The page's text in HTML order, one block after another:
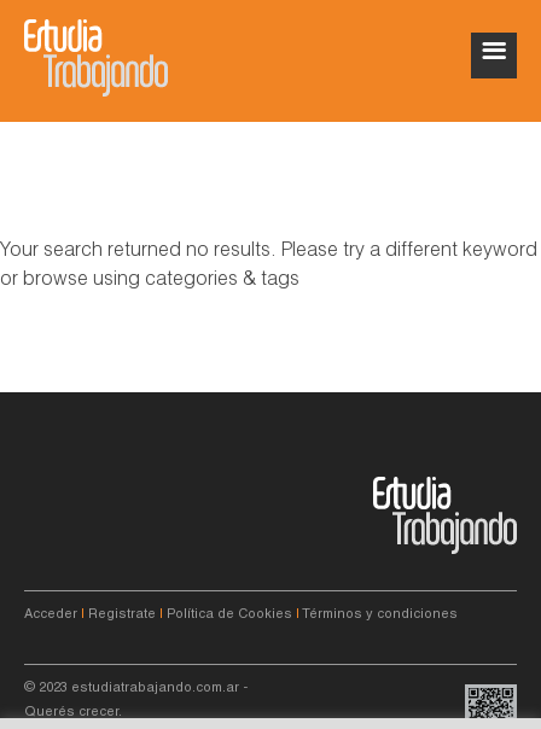
Your search returned no results. Please try a different keyword
or browse using categories & tags
Acceder Registrate Política de Cookies Términos y condiciones
© 2023 estudiatrabajando.com.ar -
Querés crecer.